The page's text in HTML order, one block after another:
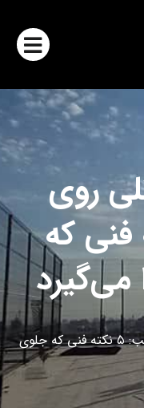
روی
فنی که
نصب نرده پانلی روی شیب: ۵ نکته فنی که جلوی